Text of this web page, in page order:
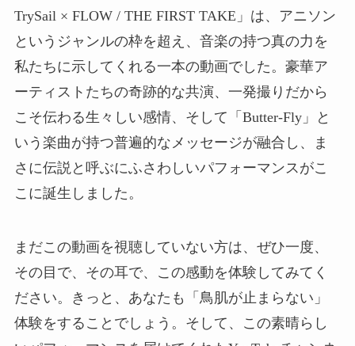
TrySail × FLOW / THE FIRST TAKE」は、アニソン
というジャンルの枠を超え、音楽の持つ真の力を
私たちに示してくれる一本の動画でした。豪華ア
ーティストたちの奇跡的な共演、一発撮りだから
こそ伝わる生々しい感情、そして「Butter-Fly」と
いう楽曲が持つ普遍的なメッセージが融合し、ま
さに伝説と呼ぶにふさわしいパフォーマンスがこ
こに誕生しました。
まだこの動画を視聴していない方は、ぜひ一度、
その目で、その耳で、この感動を体験してみてく
ださい。きっと、あなたも「鳥肌が止まらない」
体験をすることでしょう。そして、この素晴らし